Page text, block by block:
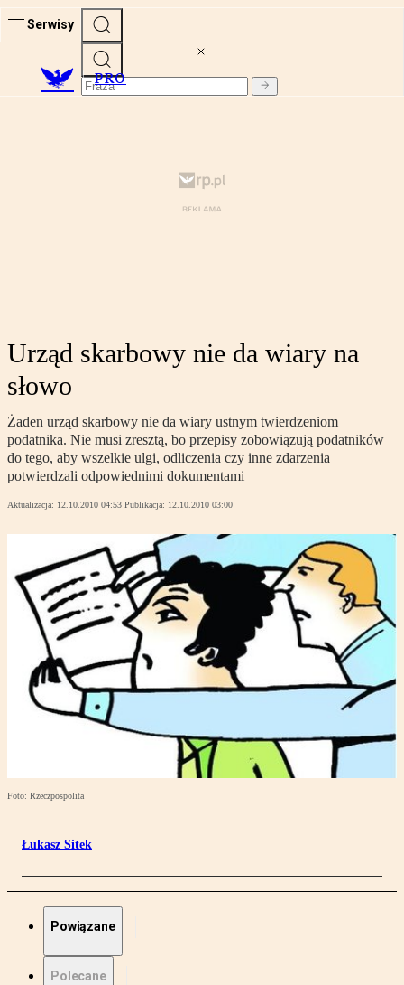
Serwisy
PRO
Urząd skarbowy nie da wiary na
słowo
Żaden urząd skarbowy nie da wiary ustnym twierdzeniom
podatnika. Nie musi zresztą, bo przepisy zobowiązują podatników
do tego, aby wszelkie ulgi, odliczenia czy inne zdarzenia
potwierdzali odpowiednimi dokumentami
Aktualizacja: 12.10.2010 04:53 Publikacja: 12.10.2010 03:00
Foto: Rzeczpospolita
Łukasz Sitek
Powiązane
Polecane